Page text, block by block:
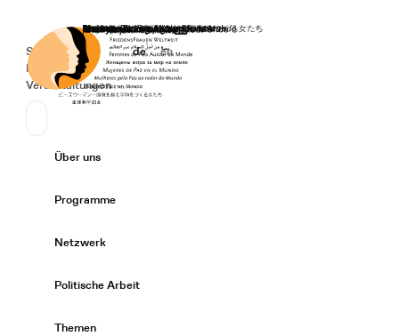
Startseite
Secondary Navigation
Spenden
News
Veranstaltungen
Sprache wechseln
Deutsch
de English
en
Primary Navigation
Über uns
Programme
Netzwerk
Politische Arbeit
Themen